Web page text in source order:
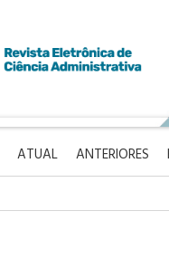
ATUAL ANTERIORES